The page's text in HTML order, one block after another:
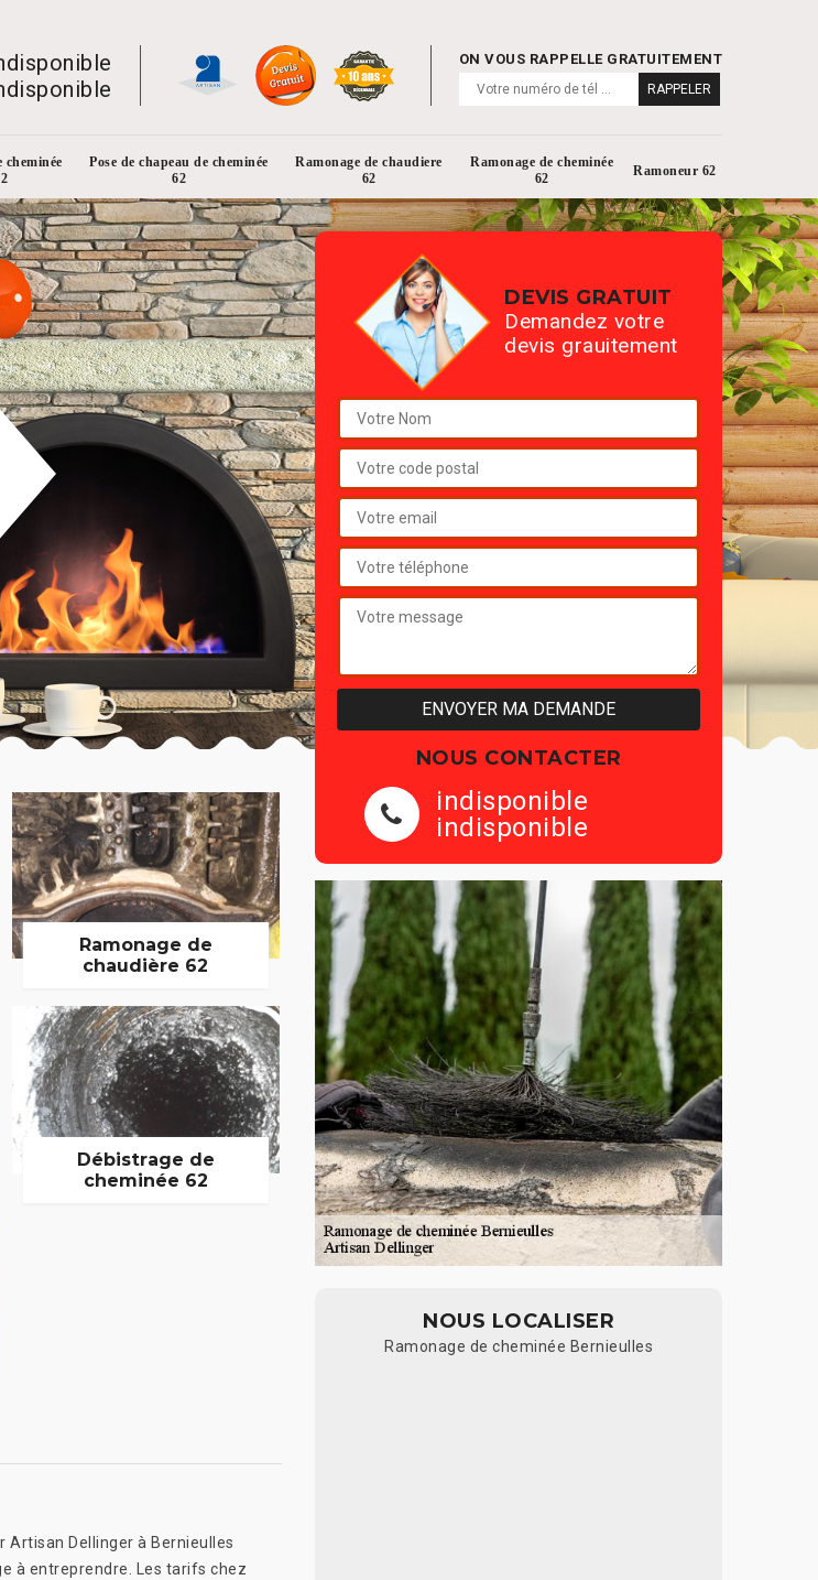
ON VOUS RAPPELLE GRATUITEMENT
cheminée
Pose de chapeau de cheminée
62
Ramonage de chaudiere
62
Ramonage de cheminée
62
Ramoneur 62
Ramonage de
chaudière 62
Débistrage de
cheminée 62
Artisan Dellinger à Bernieulles
à entreprendre. Les tarifs chez
DEVIS GRATUIT
Demandez votre
devis grauitement
NOUS CONTACTER
indisponible
indisponible
NOUS LOCALISER
Ramonage de cheminée Bernieulles